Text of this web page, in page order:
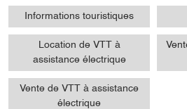
Informations touristiques
Location de VTT à
assistance électrique
Vente de VTT à assistance
électrique